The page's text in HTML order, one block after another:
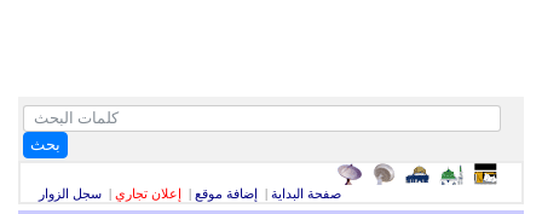
بحث
صفحة البداية | إضافة موقع | إعلان تجاري | سجل الزوار